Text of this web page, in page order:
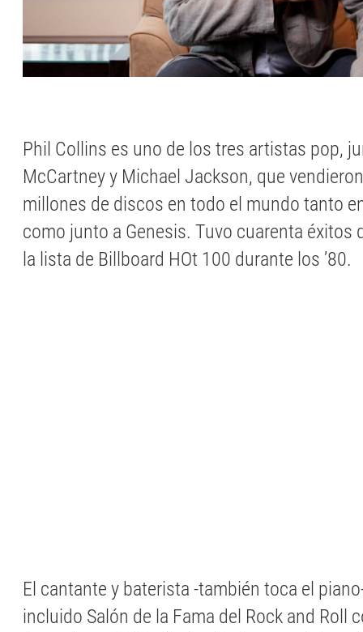
Phil Collins es uno de los tres artistas pop,
McCartney y Michael Jackson, que
millones de discos en todo el mundo tanto
como junto a Genesis. Tuvo cuarenta éxitos
la lista de Billboard HOt 100 durante los ’80.
El cantante y baterista -también toca el
incluido Salón de la Fama del Rock and Roll